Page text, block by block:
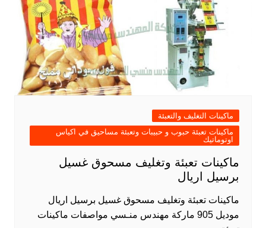
ماكينات التغليف والتعبئة
ماكينات تعبئة حبوب و حبيبات وتعبئة مساحيق في اكياس
اوتوماتيك
ماكينات تعبئة وتغليف مسحوق غسيل
برسيل اريال
ماكينات تعبئة وتغليف مسحوق غسيل برسيل اريال
موديل 905 ماركة مهندس منـسي مواصفات ماكينات